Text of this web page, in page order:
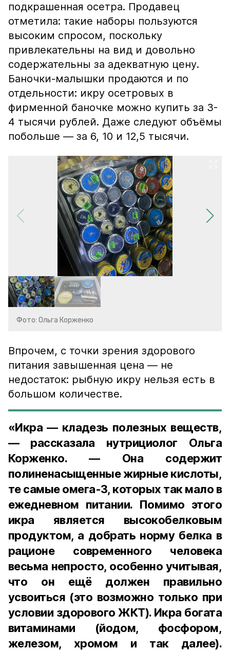
подкрашенная осетра. Продавец
отметила: такие наборы пользуются
высоким спросом, поскольку
привлекательны на вид и довольно
содержательны за адекватную цену.
Баночки-малышки продаются и по
отдельности: икру осетровых в
фирменной баночке можно купить за 3-
4 тысячи рублей. Даже следуют объёмы
побольше — за 6, 10 и 12,5 тысячи.
Фото: Ольга Корженко
Впрочем, с точки зрения здорового
питания завышенная цена — не
недостаток: рыбную икру нельзя есть в
большом количестве.
«Икра — кладезь полезных веществ,
— рассказала нутрициолог Ольга
Корженко. — Она содержит
полиненасыщенные жирные кислоты,
те самые омега-3, которых так мало в
ежедневном питании. Помимо этого
икра является высокобелковым
продуктом, а добрать норму белка в
рационе современного человека
весьма непросто, особенно учитывая,
что он ещё должен правильно
усвоиться (это возможно только при
условии здорового ЖКТ). Икра богата
витаминами (йодом, фосфором,
железом, хромом и так далее).